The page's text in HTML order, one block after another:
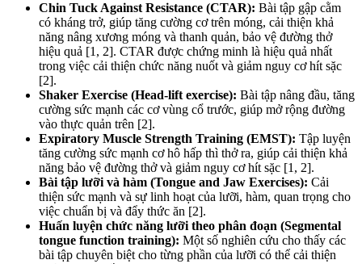
Chin Tuck Against Resistance (CTAR): Bài tập gập cằm
có kháng trở, giúp tăng cường cơ trên móng, cải thiện khả
năng nâng xương móng và thanh quản, bảo vệ đường thở
hiệu quả [1, 2]. CTAR được chứng minh là hiệu quả nhất
trong việc cải thiện chức năng nuốt và giảm nguy cơ hít sặc
[2].
Shaker Exercise (Head-lift exercise): Bài tập nâng đầu, tăng
cường sức mạnh các cơ vùng cổ trước, giúp mở rộng đường
vào thực quản trên [2].
Expiratory Muscle Strength Training (EMST): Tập luyện
tăng cường sức mạnh cơ hô hấp thì thở ra, giúp cải thiện khả
năng bảo vệ đường thở và giảm nguy cơ hít sặc [1, 2].
Bài tập lưỡi và hàm (Tongue and Jaw Exercises): Cải
thiện sức mạnh và sự linh hoạt của lưỡi, hàm, quan trọng cho
việc chuẩn bị và đẩy thức ăn [2].
Huấn luyện chức năng lưỡi theo phân đoạn (Segmental
tongue function training): Một số nghiên cứu cho thấy các
bài tập chuyên biệt cho từng phần của lưỡi có thể cải thiện